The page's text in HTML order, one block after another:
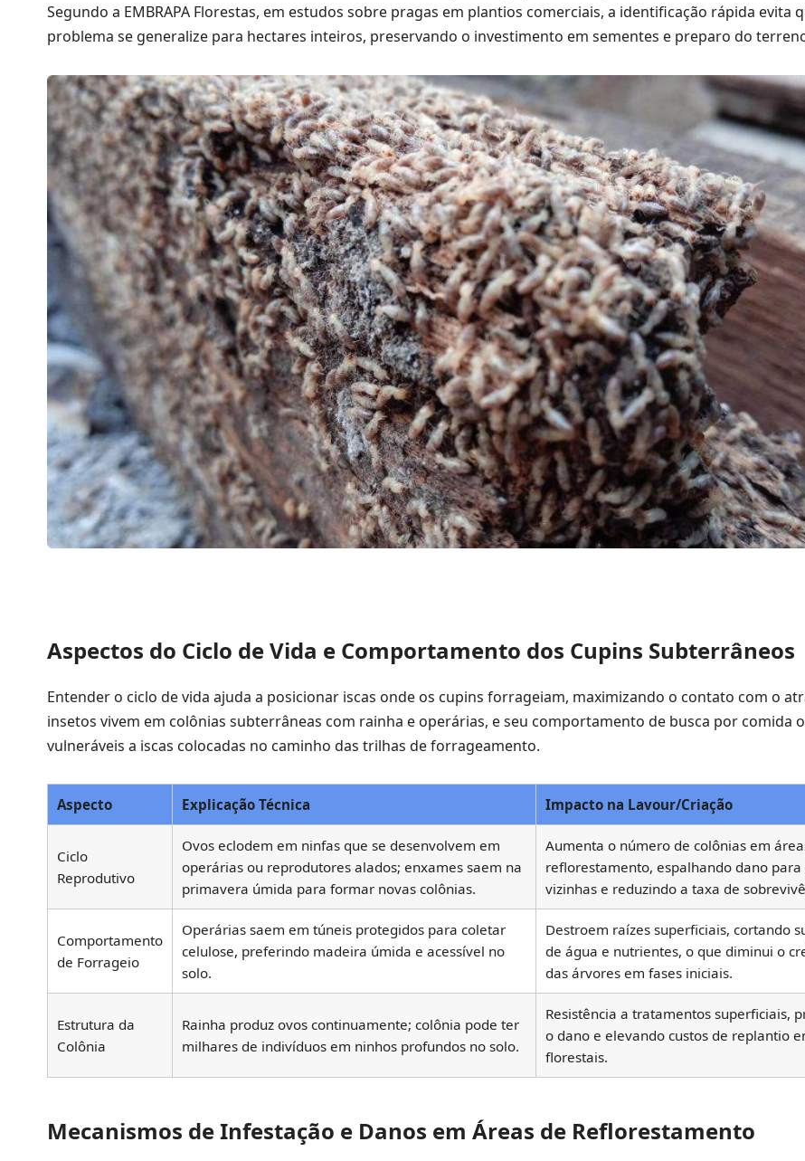
Segundo a EMBRAPA Florestas, em estudos sobre pragas em plantios comerciais, a identificação rápida evita
problema se generalize para hectares inteiros, preservando o investimento em sementes e preparo do
Aspectos do Ciclo de Vida e Comportamento dos Cupins Subterrâneos
Entender o ciclo de vida ajuda a posicionar iscas onde os cupins forrageiam, maximizando o contato com o
insetos vivem em colônias subterrâneas com rainha e operárias, e seu comportamento de busca por comida
vulneráveis a iscas colocadas no caminho das trilhas de forrageamento.
Aspecto Explicação Técnica Impacto na Lavour/Criação
Ciclo
Reprodutivo
Ovos eclodem em ninfas que se desenvolvem em
operárias ou reprodutores alados; enxames saem na
primavera úmida para formar novas colônias.
Aumenta o número de colônias em
reflorestamento, espalhando dano para
vizinhas e reduzindo a taxa de
Comportamento
de Forrageio
Operárias saem em túneis protegidos para coletar
celulose, preferindo madeira úmida e acessível no
solo.
Destroem raízes superficiais, cortando
de água e nutrientes, o que diminui o
das árvores em fases iniciais.
Estrutura da
Colônia
Rainha produz ovos continuamente; colônia pode ter
milhares de indivíduos em ninhos profundos no solo.
Resistência a tratamentos superficiais,
o dano e elevando custos de replantio
florestais.
Mecanismos de Infestação e Danos em Áreas de Reflorestamento